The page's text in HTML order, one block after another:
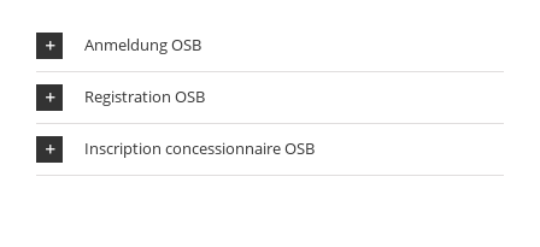
Anmeldung OSB
Registration OSB
Inscription concessionnaire OSB